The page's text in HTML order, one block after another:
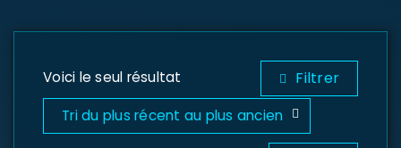
Voici le seul résultat Filtrer
Tri du plus récent au plus ancien